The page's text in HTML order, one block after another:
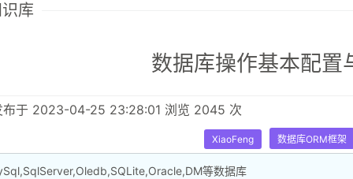
库
数据库操作基本配置
布于 2023-04-25 23:28:01 浏览 2045 次
XiaoFeng 数据库ORM框架
等数据库